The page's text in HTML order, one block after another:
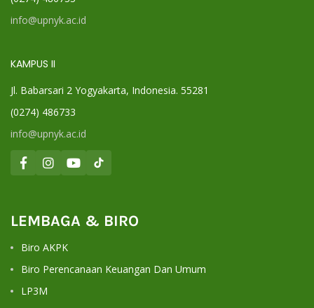
info@upnyk.ac.id
KAMPUS II
Jl. Babarsari 2 Yogyakarta, Indonesia. 55281
(0274) 486733
info@upnyk.ac.id
LEMBAGA & BIRO
Biro AKPK
Biro Perencanaan Keuangan Dan Umum
LP3M